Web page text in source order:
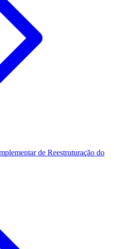
de Reestruturação do